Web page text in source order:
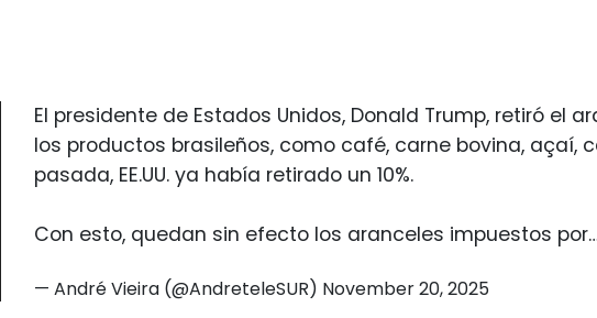
El presidente de Estados Unidos, Donald Trump, retiró el
los productos brasileños, como café, carne bovina, açaí,
pasada, EE.UU. ya había retirado un 10%.
Con esto, quedan sin efecto los aranceles impuestos
— André Vieira (@AndreteleSUR) November 20, 2025